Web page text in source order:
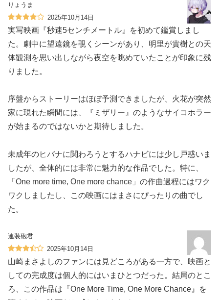
りょうま
2025年10月14日
実写映画『秒速5センチメートル』を初めて鑑賞しまし
た。劇中に望遠鏡を覗くシーンがあり、明里が貴樹との天
体観測を思い出しながら夜空を眺めていたことが印象に残
りました。
序盤からストーリーはほぼ予測できましたが、火花が突然
家に現れた瞬間には、『ミザリー』のようなサイコホラー
が始まるのではないかと期待しました。
未成年のヒバナに関わろうとするハナビには少し戸惑いま
したが、全体的には非常に魅力的な作品でした。特に、
「One more time, One more chance」の作曲過程にはワク
ワクしましたし、この映画にはまさにぴったりの曲でし
た。
連装砲君
2025年10月14日
山崎まさよしのファンには見どころがある一方で、映画と
しての完成度は個人的にはいまひとつだった。結局のとこ
ろ、この作品は『One More Time, One More Chance』を